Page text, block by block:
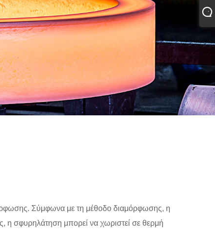
Σύμφωνα με τη μέθοδο διαμόρφωσης, η
σφυρηλάτηση μπορεί να χωριστεί σε θερμή